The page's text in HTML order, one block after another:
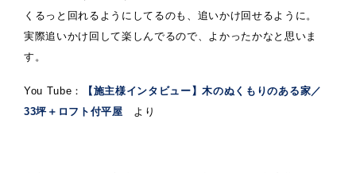
くるっと回れるようにしてるのも、追いかけ回せるように。
実際追いかけ回して楽しんでるので、よかったかなと思いま
す。
You Tube：
【施主様インタビュー】木のぬくもりのある家／
33坪＋ロフト付平屋 より